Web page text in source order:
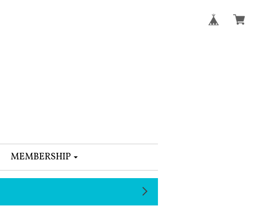
MEMBERSHIP